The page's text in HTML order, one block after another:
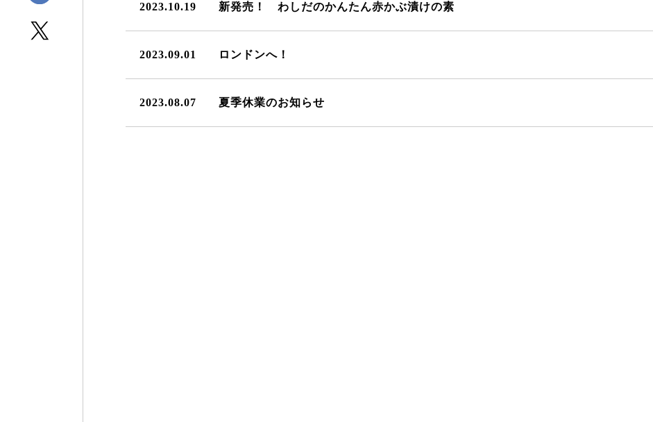
2023.10.19 新発売！ わしだのかんたん赤かぶ漬けの素
2023.09.01 ロンドンへ！
2023.08.07 夏季休業のお知らせ